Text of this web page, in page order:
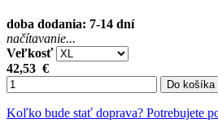
doba dodania: 7-14 dní
načítavanie...
Veľkosť
42,53 €
Do košíka
Koľko bude stať doprava? Potrebujete